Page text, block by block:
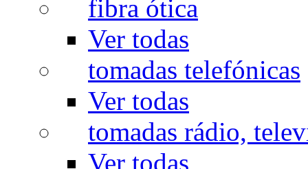
fibra ótica
Ver todas
tomadas telefónicas
Ver todas
tomadas rádio,
Ver todas